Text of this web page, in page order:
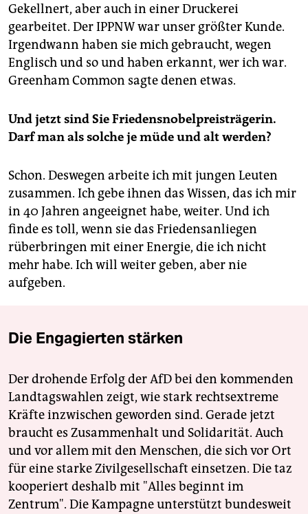
Gekellnert, aber auch in einer Druckerei
gearbeitet. Der IPPNW war unser größter Kunde.
Irgendwann haben sie mich gebraucht, wegen
Englisch und so und haben erkannt, wer ich war.
Greenham Common sagte denen etwas.
Und jetzt sind Sie Friedensnobelpreisträgerin.
Darf man als solche je müde und alt werden?
Schon. Deswegen arbeite ich mit jungen Leuten
zusammen. Ich gebe ihnen das Wissen, das ich mir
in 40 Jahren angeeignet habe, weiter. Und ich
finde es toll, wenn sie das Friedensanliegen
rüberbringen mit einer Energie, die ich nicht
mehr habe. Ich will weiter geben, aber nie
aufgeben.
Die Engagierten stärken
Der drohende Erfolg der AfD bei den kommenden
Landtagswahlen zeigt, wie stark rechtsextreme
Kräfte inzwischen geworden sind. Gerade jetzt
braucht es Zusammenhalt und Solidarität. Auch
und vor allem mit den Menschen, die sich vor Ort
für eine starke Zivilgesellschaft einsetzen. Die taz
kooperiert deshalb mit "Alles beginnt im
Zentrum". Die Kampagne unterstützt bundesweit